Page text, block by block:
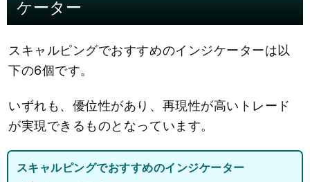
ケーター
スキャルピングでおすすめのインジケーターは以
下の6個です。
いずれも、優位性があり、再現性が高いトレード
が実現できるものとなっています。
スキャルピングでおすすめのインジケーター